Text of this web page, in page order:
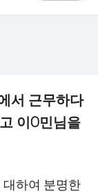
게
자
게
서 근무하다
이O민님을
하여 분명한